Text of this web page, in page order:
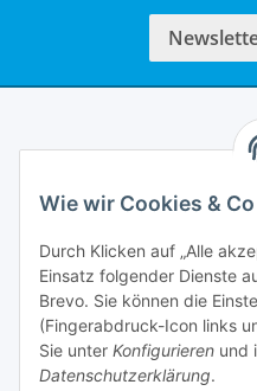
Informationen
Mein Account
Wie wir Cookies &
Durch Klicken auf „Alle
Einsatz folgender Dienste
Brevo. Sie können die
(Fingerabdruck-Icon links
Sie unter Konfigurieren und
Datenschutzerklärung.